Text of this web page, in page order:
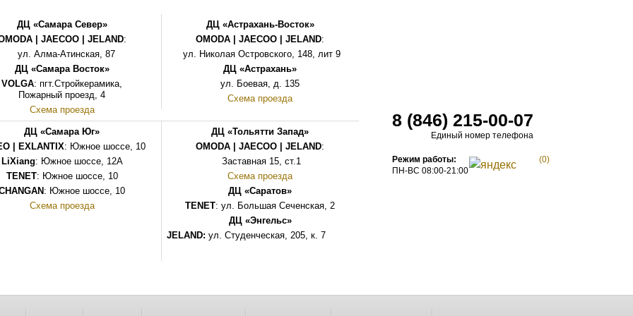
ДЦ «Самара Север»
| JAECOO| JELAND:
ул. Алма-Атинская, 87
ДЦ «Самара Восток»
VOLGA: пгт.Стройкерамика,
Пожарный проезд, 4
Схема проезда
ДЦ «Астрахань-Восток»
OMODA | JAECOO | JELAND:
ул. Николая Островского, 148, лит 9
ДЦ «Астрахань»
ул. Боевая, д. 135
Схема проезда
ДЦ «Самара Юг»
| EXLANTIX: Южное шоссе, 10
LiXiang: Южное шоссе, 12А
TENET: Южное шоссе, 10
: Южное шоссе, 10
Схема проезда
ДЦ «Тольятти Запад»
OMODA | JAECOO
JELAND:
Заставная 15, ст.1
Схема проезда
ДЦ «Саратов»
TENET: ул. Большая Сеченская, 2
ДЦ «Энгельс»
JELAND: ул. Студенческая, 205, к. 7
8 (846) 215-00-07
Единый номер телефона
Режим работы:
ПН-ВС 08:00-21:00
(0)